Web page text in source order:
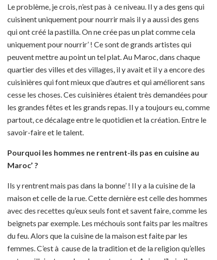
Le problème, je crois, n’est pas à ce niveau. Il y a des gens qui
cuisinent uniquement pour nourrir mais il y a aussi des gens
qui ont créé la pastilla. On ne crée pas un plat comme cela
uniquement pour nourrir’ ! Ce sont de grands artistes qui
peuvent mettre au point un tel plat. Au Maroc, dans chaque
quartier des villes et des villages, il y avait et il y a encore des
cuisinières qui font mieux que d’autres et qui améliorent sans
cesse les choses. Ces cuisinières étaient très demandées pour
les grandes fêtes et les grands repas. Il y a toujours eu, comme
partout, ce décalage entre le quotidien et la création. Entre le
savoir-faire et le talent.
Pourquoi les hommes ne rentrent-ils pas en cuisine au
Maroc’ ?
Ils y rentrent mais pas dans la bonne’ ! Il y a la cuisine de la
maison et celle de la rue. Cette dernière est celle des hommes
avec des recettes qu’eux seuls font et savent faire, comme les
beignets par exemple. Les méchouis sont faits par les maîtres
du feu. Alors que la cuisine de la maison est faite par les
femmes. C’est à cause de la tradition et de la religion qu’elles